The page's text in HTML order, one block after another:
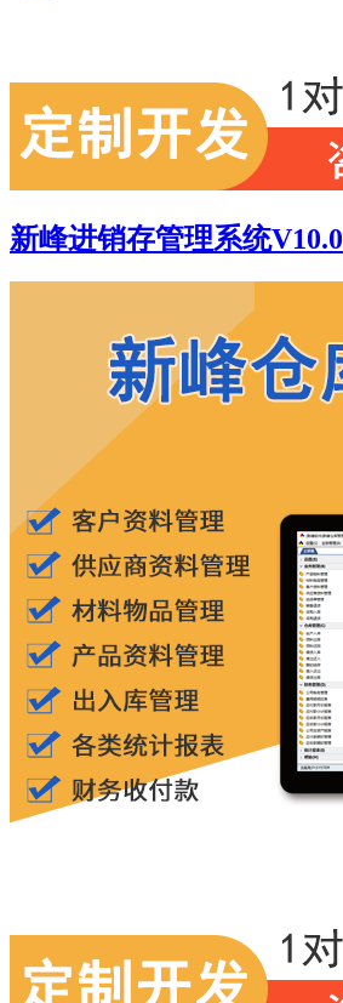
新峰进销存管理系统V10.0